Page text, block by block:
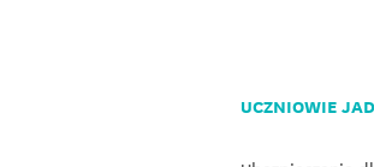
UCZNIOWIE